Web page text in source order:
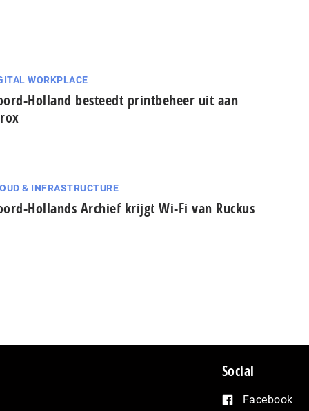
WORKPLACE
Holland besteedt printbeheer uit aan
& INFRASTRUCTURE
Hollands Archief krijgt Wi-Fi van Ruckus
Social
Facebook